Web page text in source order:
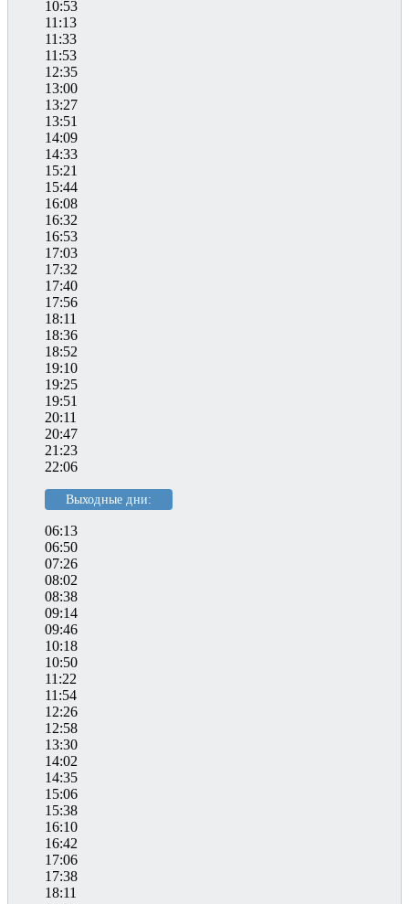
10:53
11:13
11:33
11:53
12:35
13:00
13:27
13:51
14:09
14:33
15:21
15:44
16:08
16:32
16:53
17:03
17:32
17:40
17:56
18:11
18:36
18:52
19:10
19:25
19:51
20:11
20:47
21:23
22:06
Выходные дни:
06:13
06:50
07:26
08:02
08:38
09:14
09:46
10:18
10:50
11:22
11:54
12:26
12:58
13:30
14:02
14:35
15:06
15:38
16:10
16:42
17:06
17:38
18:11